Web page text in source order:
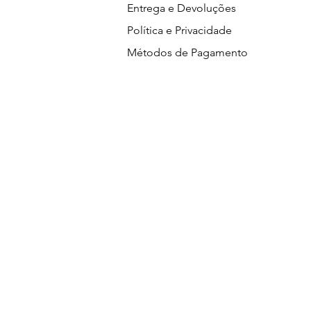
Entrega e Devoluções
Política e Privacidade
Métodos de Pagamento